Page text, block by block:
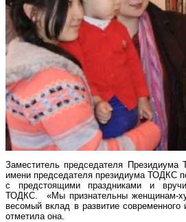
Заместитель председателя
имени председателя президиума ТОДКС
с предстоящими праздниками и
ТОДКС. «Мы признательны женщинам-
весомый вклад в развитие современного
отметила она.